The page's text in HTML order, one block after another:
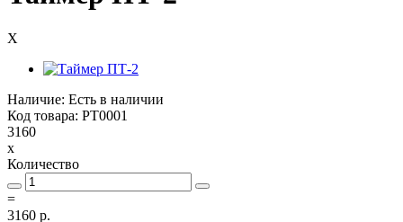
X
Наличие: Есть в наличии
Код товара: PT0001
3160
x
Количество
=
3160 р.